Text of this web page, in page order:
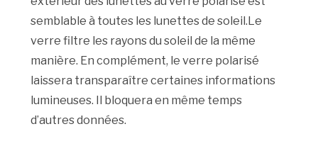
semblable à toutes les lunettes de soleil.Le
verre filtre les rayons du soleil de la même
manière. En complément, le verre polarisé
laissera transparaître certaines informations
lumineuses. Il bloquera en même temps
d’autres données.